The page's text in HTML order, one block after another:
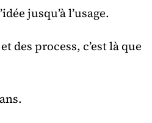
jusqu’à l’usage.
des process, c’est là que